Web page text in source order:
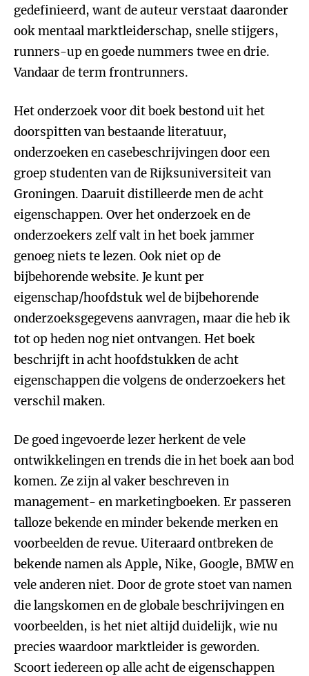
gedefinieerd, want de auteur verstaat daaronder
ook mentaal marktleiderschap, snelle stijgers,
runners-up en goede nummers twee en drie.
Vandaar de term frontrunners.
Het onderzoek voor dit boek bestond uit het
doorspitten van bestaande literatuur,
onderzoeken en casebeschrijvingen door een
groep studenten van de Rijksuniversiteit van
Groningen. Daaruit distilleerde men de acht
eigenschappen. Over het onderzoek en de
onderzoekers zelf valt in het boek jammer
genoeg niets te lezen. Ook niet op de
bijbehorende website. Je kunt per
eigenschap/hoofdstuk wel de bijbehorende
onderzoeksgegevens aanvragen, maar die heb ik
tot op heden nog niet ontvangen. Het boek
beschrijft in acht hoofdstukken de acht
eigenschappen die volgens de onderzoekers het
verschil maken.
De goed ingevoerde lezer herkent de vele
ontwikkelingen en trends die in het boek aan bod
komen. Ze zijn al vaker beschreven in
management- en marketingboeken. Er passeren
talloze bekende en minder bekende merken en
voorbeelden de revue. Uiteraard ontbreken de
bekende namen als Apple, Nike, Google, BMW en
vele anderen niet. Door de grote stoet van namen
die langskomen en de globale beschrijvingen en
voorbeelden, is het niet altijd duidelijk, wie nu
precies waardoor marktleider is geworden.
Scoort iedereen op alle acht de eigenschappen